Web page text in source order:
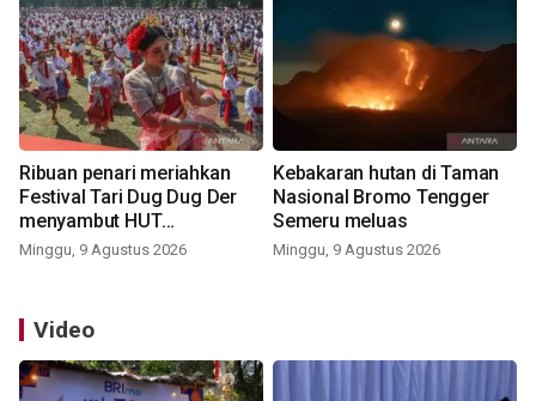
Ribuan penari meriahkan
Festival Tari Dug Dug Der
menyambut HUT
Kemerdekaan
Minggu, 9 Agustus 2026
Kebakaran hutan di Taman
Nasional Bromo Tengger
Semeru meluas
Minggu, 9 Agustus 2026
Video